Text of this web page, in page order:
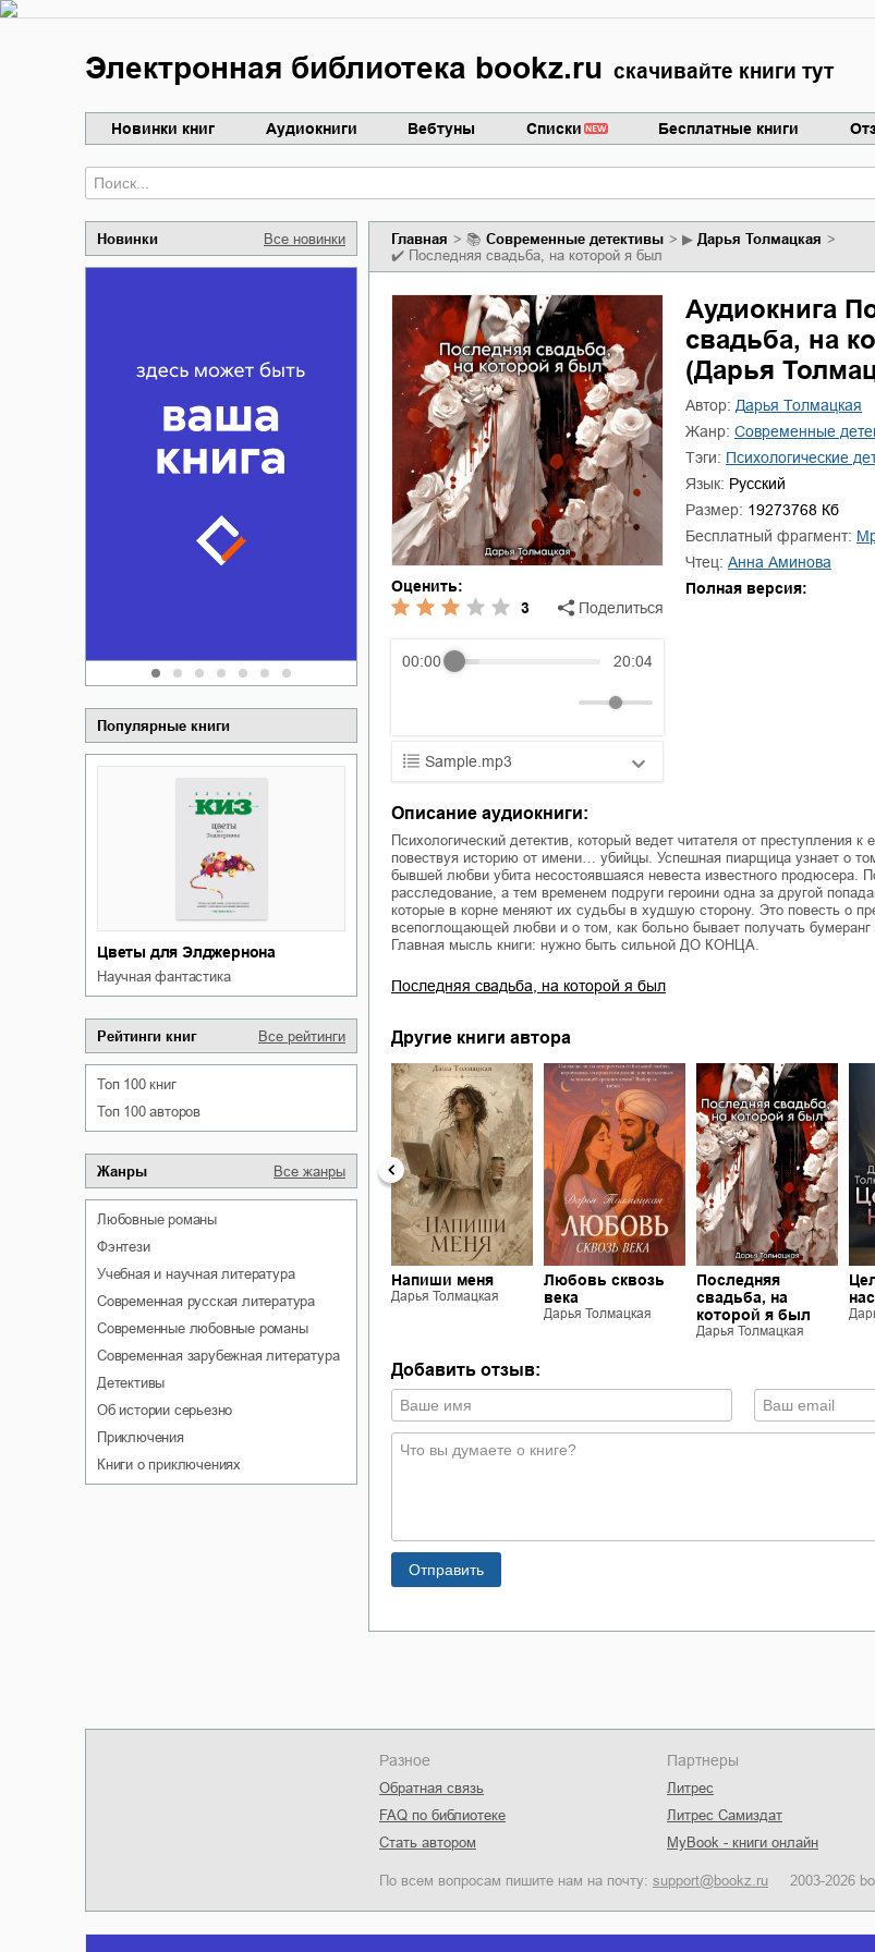
Электронная библиотека bookz.ru скачивайте книги тут
Новинки книг Аудиокниги Вебтуны Списки Бесплатные книги
Новинки Все новинки
Забытая земля Новоросии:
о судьбе Кировоградской
области
Сергей Николаевич Сидоренко
Забытая земля Новоросии:
о судьбе Кировоградской
области
Сергей Николаевич Сидоренко
Популярные книги
Цветы для Элджернона
научная фантастика
Рейтинги книг Все рейтинги
Топ 100 книг
Топ 100 авторов
Жанры Все жанры
любовные романы
фэнтези
учебная и научная литература
современная русская литература
современные любовные романы
современная зарубежная литература
детективы
об истории серьезно
приключения
книги о приключениях
Главная 📚 современные детективы ▶ Дарья Толмацкая
✔️ Последняя свадьба, на которой я был
Оценить:
3
Поделиться
00:00 20:04
Sample.mp3
02.mp3 20:50
03.mp3 14:00
Аудиокнига
свадьба, на
(Дарья
Автор:
Дарья Толмацкая
Жанр:
современные
Тэги:
психологические
Язык: Русский
Размер: 19273768 Кб
Бесплатный фрагмент:
Чтец:
Анна Аминова
Полная версия:
Описание аудиокниги:
Психологический детектив, который ведет читателя от преступления к
повествуя историю от имени… убийцы. Успешная пиарщица узнает о
бывшей любви убита несостоявшаяся невеста известного продюсера.
расследование, а тем временем подруги героини одна за другой
которые в корне меняют их судьбы в худшую сторону. Это повесть о
всепоглощающей любви и о том, как больно бывает получать
Главная мысль книги: нужно быть сильной ДО КОНЦА.
Последняя свадьба, на которой я был
Другие книги автора
Целуй меня
Дарья Толмацкая
Этаж фавориток
Дарья Толмацкая
Напиши меня
Дарья Толмацкая
Любовь сквозь
века
Дарья Толмацкая
Последняя
свадьба, на
которой я был
Дарья Толмацкая
Добавить отзыв:
Разное
Обратная связь
FAQ по библиотеке
Стать автором
Партнеры
Литрес
Литрес Самиздат
MyBook - книги онлайн
По всем вопросам пишите нам на почту: support@bookz.ru 2003-2026